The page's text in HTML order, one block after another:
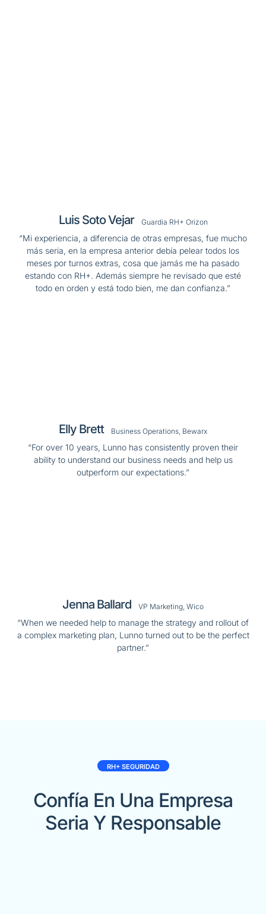
Luis Soto Vejar Guardia RH+ Orizon
“Mi experiencia, a diferencia de otras empresas, fue mucho
más seria, en la empresa anterior debía pelear todos los
meses por turnos extras, cosa que jamás me ha pasado
estando con RH+. Además siempre he revisado que esté
todo en orden y está todo bien, me dan confianza.”
Elly Brett Business Operations, Bewarx
“For over 10 years, Lunno has consistently proven their
ability to understand our business needs and help us
outperform our expectations.”
Jenna Ballard VP Marketing, Wico
“When we needed help to manage the strategy and rollout of
a complex marketing plan, Lunno turned out to be the perfect
partner.”
RH+ SEGURIDAD
Confía En Una Empresa
Seria Y Responsable